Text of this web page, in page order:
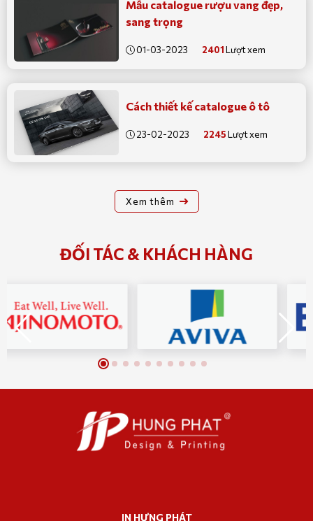
Mẫu catalogue rượu vang đẹp,
sang trọng
01-03-2023 2401Lượt xem
Cách thiết kế catalogue ô tô
23-02-2023 2245Lượt xem
Xem thêm
ĐỐI TÁC & KHÁCH HÀNG
IN HƯNG PHÁT